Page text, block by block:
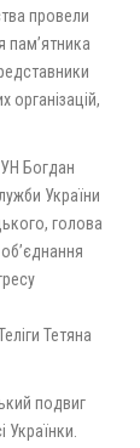
провели
пам’ятника
організацій,
Богдан
України
голова
Тетяна
подвиг